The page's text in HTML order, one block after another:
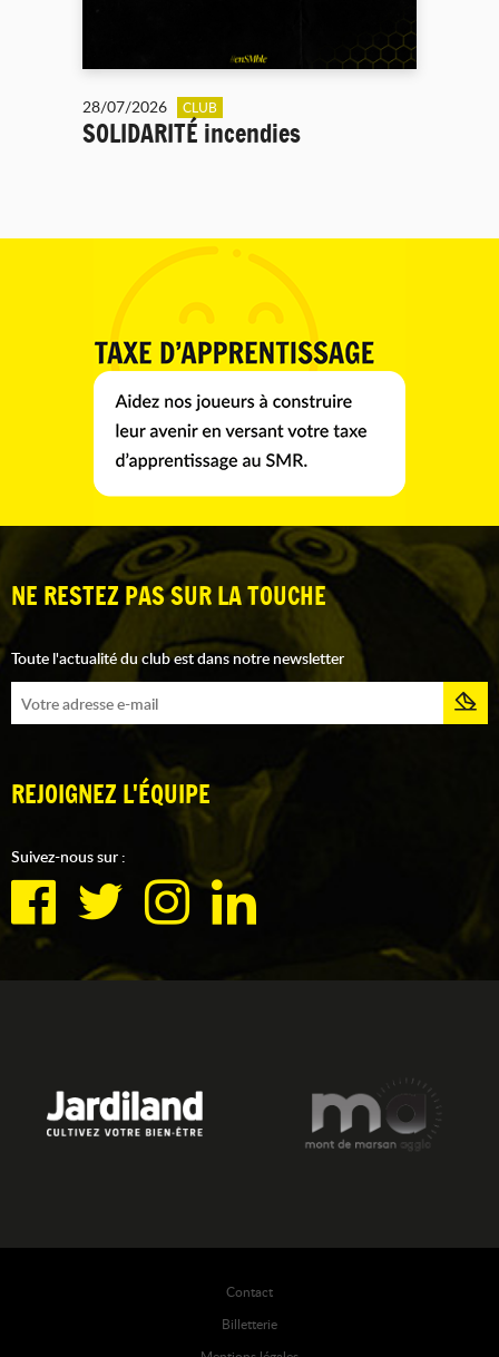
28/07/2026 CLUB
SOLIDARITÉ incendies
NE RESTEZ PAS SUR LA TOUCHE
Toute l'actualité du club est dans notre newsletter
REJOIGNEZ L'ÉQUIPE
Suivez-nous sur :
Contact
Billetterie